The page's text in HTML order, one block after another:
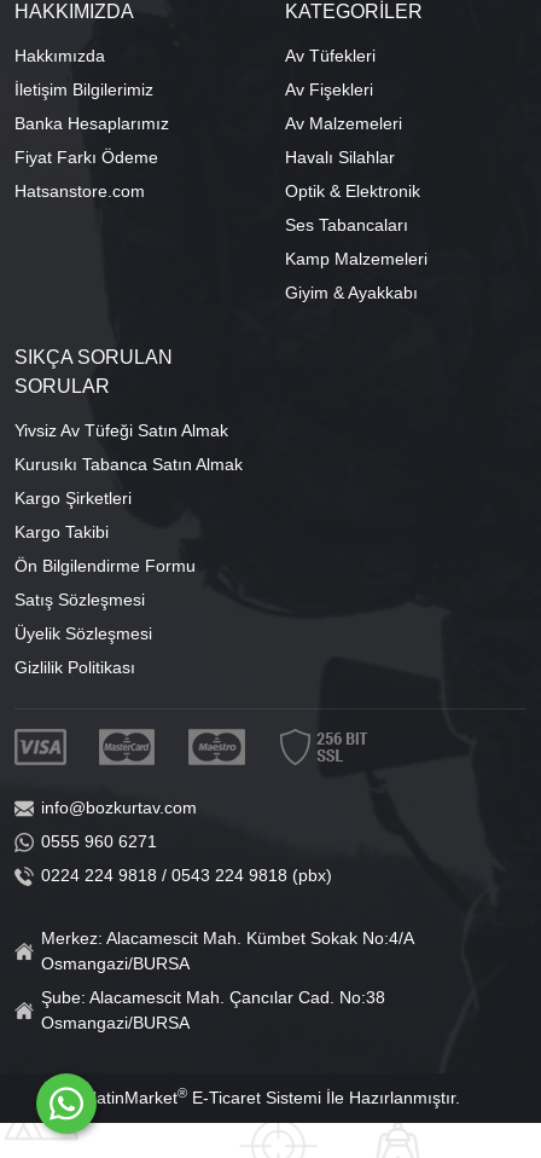
HAKKIMIZDA
Hakkımızda
İletişim Bilgilerimiz
Banka Hesaplarımız
Fiyat Farkı Ödeme
Hatsanstore.com
KATEGORİLER
Av Tüfekleri
Av Fişekleri
Av Malzemeleri
Havalı Silahlar
Optik & Elektronik
Ses Tabancaları
Kamp Malzemeleri
Giyim & Ayakkabı
SIKÇA SORULAN
SORULAR
Yivsiz Av Tüfeği Satın Almak
Kurusıkı Tabanca Satın Almak
Kargo Şirketleri
Kargo Takibi
Ön Bilgilendirme Formu
Satış Sözleşmesi
Üyelik Sözleşmesi
Gizlilik Politikası
info@bozkurtav.com
0555 960 6271
0224 224 9818 / 0543 224 9818 (pbx)
Merkez: Alacamescit Mah. Kümbet Sokak No:4/A
Osmangazi/BURSA
Şube: Alacamescit Mah. Çancılar Cad. No:38
Osmangazi/BURSA
PlatinMarket®E-Ticaret Sistemiİle Hazırlanmıştır.